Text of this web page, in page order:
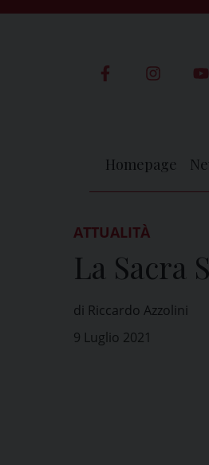
Homepage
ATTUALITÀ
La Sacra
di Riccardo Azzolini
9 Luglio 2021